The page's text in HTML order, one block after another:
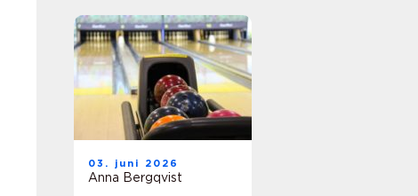
03. juni 2026
Anna Bergqvist